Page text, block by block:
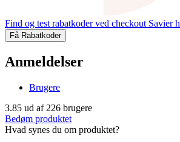
Find og test rabatkoder ved checkout Savier
Få Rabatkoder
Anmeldelser
Brugere
3.85 ud af 226 brugere
Bedøm produktet
Hvad synes du om produktet?